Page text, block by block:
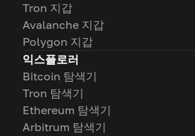
Tron 지갑
Avalanche 지갑
Polygon 지갑
익스플로러
Bitcoin 탐색기
Tron 탐색기
Ethereum 탐색기
Arbitrum 탐색기